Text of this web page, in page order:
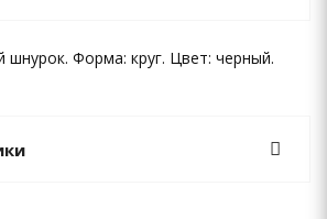
Форма: круг. Цвет: черный.